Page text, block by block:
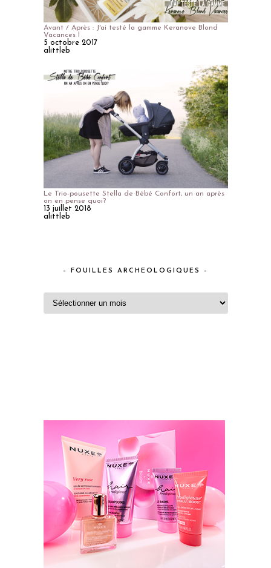
Avant / Après : J'ai testé la gamme Keranove Blond
Vacances !
5 octobre 2017
alittleb
Le Trio-pousette Stella de Bébé Confort, un an après
on en pense quoi?
13 juillet 2018
alittleb
– FOUILLES ARCHEOLOGIQUES –